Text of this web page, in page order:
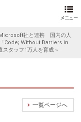
社と連携 国内の人
Code; Without Barriers in
タッフ1万人を育成～
一覧ページへ